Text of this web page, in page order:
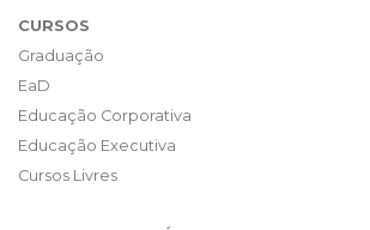
CURSOS
Graduação
EaD
Educação Corporativa
Educação Executiva
Cursos Livres